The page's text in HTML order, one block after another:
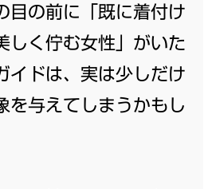
目の前に「既に着付け
しく佇む女性」がいた
ドは、実は少しだけ
を与えてしまうかもし